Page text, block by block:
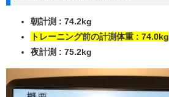
朝計測 : 74.2kg
トレーニング前の計測体重 : 74.0kg
夜計測 : 75.2kg